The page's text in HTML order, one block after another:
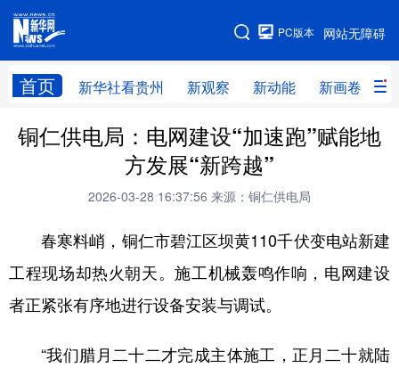
网站无障碍
PC版本
首页 新华社看贵州 新观察 新动能 新画卷
网站地图
新华社看贵州 新观察 新动能 新画卷
贵州领导 人事
直播
畅游贵州 数字贵州 律动贵州 健康贵州
光影贵州 部门之窗 县区直达 企业速递
六盘水 毕节 铜仁 黔东南
铜仁供电局：电网建设“加速跑”赋能地
方发展“新跨越”
2026-03-28 16:37:56 来源：铜仁供电局
春寒料峭，铜仁市碧江区坝黄110千伏变电站新建
工程现场却热火朝天。施工机械轰鸣作响，电网建设
者正紧张有序地进行设备安装与调试。
“我们腊月二十二才完成主体施工，正月二十就陆